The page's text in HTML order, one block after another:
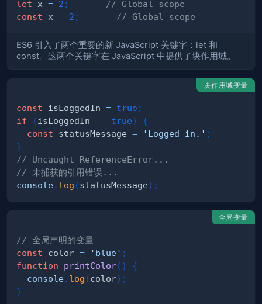
let x = 2 ;
// Global scope
const x = 2 ; // Global scope
ES6 引入了两个重要的新 JavaScript 关键字：let 和
const。这两个关键字在 JavaScript 中提供了块作用域。
块作用域变量
const isLoggedIn = true ;
if
( isLoggedIn == true)
{
const statusMessage = 'Logged in.' ;
}
// Uncaught ReferenceError...
// 未捕获的引用错误...
console. log (statusMessage) ;
全局变量
// 全局声明的变量
const color = 'blue' ;
function
printColor( )
{
console. log (color) ;
}